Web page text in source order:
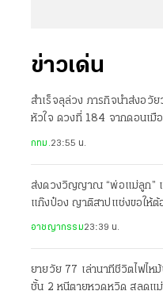
ข่าวเด่น
สำเร็จลุล่วง ภารกิจนำส่งอวัย
หัวใจ ดวงที่ 184 จากดอนเมือ
กทม.23:55 น.
ส่งดวงวิญญาณ “พ่อแม่ลูก”
แก๊งป๋อง ญาติสาปแช่งขอให้ต้
อาชญากรรม23:39 น.
ยายวัย 77 เล่านาทีชีวิตไฟไห
ชั้น 2 หนีตายหวุดหวิด สลดแ